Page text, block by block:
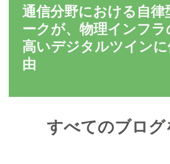
通信分野における自律
ークが、物理インフ
高いデジタルツイン
由
すべてのブログ